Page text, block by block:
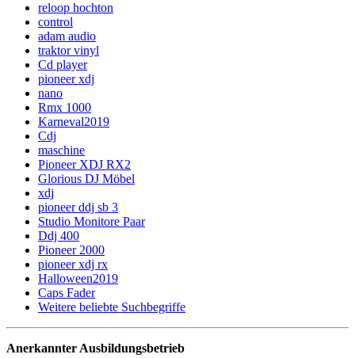
reloop hochton
control
adam audio
traktor vinyl
Cd player
pioneer xdj
nano
Rmx 1000
Karneval2019
Cdj
maschine
Pioneer XDJ RX2
Glorious DJ Möbel
xdj
pioneer ddj sb 3
Studio Monitore Paar
Ddj 400
Pioneer 2000
pioneer xdj rx
Halloween2019
Caps Fader
Weitere beliebte Suchbegriffe
Anerkannter Ausbildungsbetrieb